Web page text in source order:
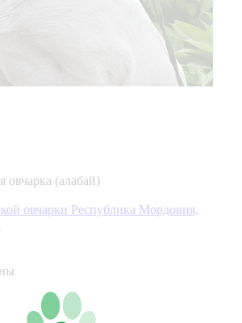
овчарка (алабай)
овчарки Республика Мордовия,